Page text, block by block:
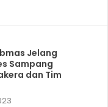
Jelang
Sampang
dan Tim